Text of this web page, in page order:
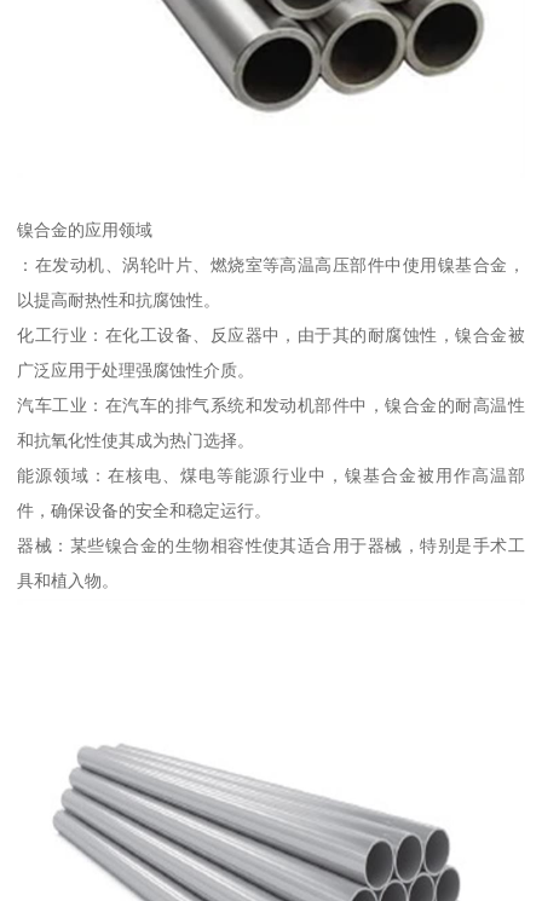
镍合金的应用领域
：在发动机、涡轮叶片、燃烧室等高温高压部件中使用镍基合金，
以提高耐热性和抗腐蚀性。
化工行业：在化工设备、反应器中，由于其的耐腐蚀性，镍合金被
广泛应用于处理强腐蚀性介质。
汽车工业：在汽车的排气系统和发动机部件中，镍合金的耐高温性
和抗氧化性使其成为热门选择。
能源领域：在核电、煤电等能源行业中，镍基合金被用作高温部
件，确保设备的安全和稳定运行。
器械：某些镍合金的生物相容性使其适合用于器械，特别是手术工
具和植入物。